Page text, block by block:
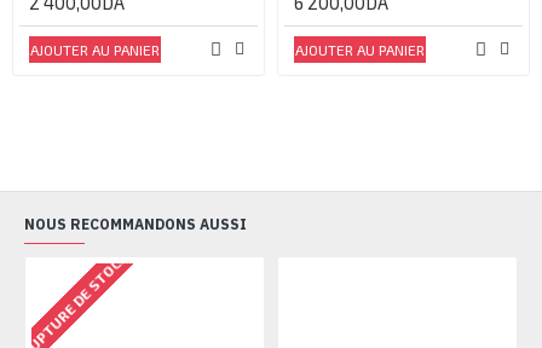
AJOUTER AU PANIER AJOUTER AU PANIER
NOUS RECOMMANDONS AUSSI
RUPTURE DE STOCK